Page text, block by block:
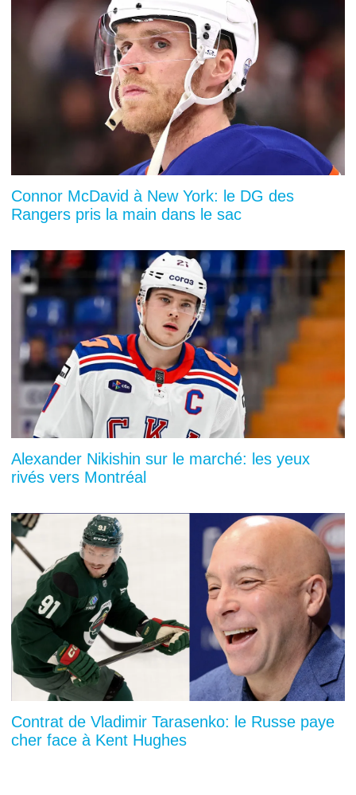
Connor McDavid à New York: le DG des
Rangers pris la main dans le sac
Alexander Nikishin sur le marché: les yeux
rivés vers Montréal
Contrat de Vladimir Tarasenko: le Russe paye
cher face à Kent Hughes